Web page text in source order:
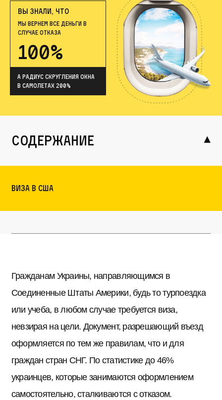
ВЫ ЗНАЛИ, ЧТО
МЫ ВЕРНЕМ ВСЕ ДЕНЬГИ В
СЛУЧАЕ ОТКАЗА
100%
А радиус скругления окна
в самолетах 200%
содержание
Виза в США
Гражданам Украины, направляющимся в
Соединенные Штаты Америки, будь то турпоездка
или учеба, в любом случае требуется виза,
невзирая на цели. Документ, разрешающий въезд
оформляется по тем же правилам, что и для
граждан стран СНГ. По статистике до 46%
украинцев, которые занимаются оформлением
самостоятельно, сталкиваются с отказом.